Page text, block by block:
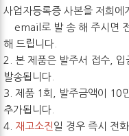
사업자등록증 사본을 저희에
email로 발 송 해 주시면
해 드립니다.
2. 본 제품은 발주서 접수,
발송됩니다.
3. 제품 1회, 발주금액이 10
추가됩니다.
4. 재고소진 일 경우 즉시 전